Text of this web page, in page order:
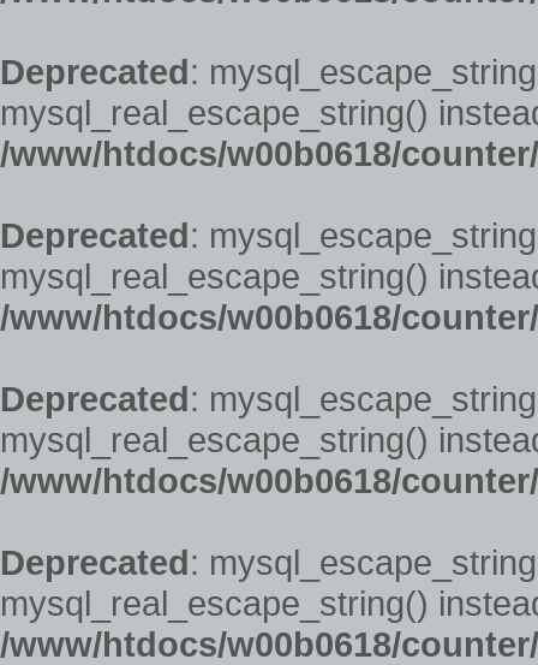
Deprecated:
mysql_real_escape_string()
/www/htdocs/w00b0618/
Deprecated:
mysql_real_escape_string()
/www/htdocs/w00b0618/
Deprecated:
mysql_real_escape_string()
/www/htdocs/w00b0618/
Deprecated:
mysql_real_escape_string()
/www/htdocs/w00b0618/